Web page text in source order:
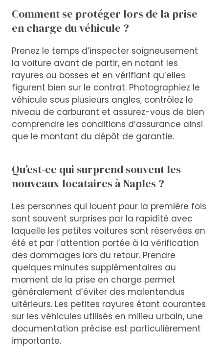
Comment se protéger lors de la prise
en charge du véhicule ?
Prenez le temps d’inspecter soigneusement
la voiture avant de partir, en notant les
rayures ou bosses et en vérifiant qu’elles
figurent bien sur le contrat. Photographiez le
véhicule sous plusieurs angles, contrôlez le
niveau de carburant et assurez-vous de bien
comprendre les conditions d’assurance ainsi
que le montant du dépôt de garantie.
Qu’est-ce qui surprend souvent les
nouveaux locataires à Naples ?
Les personnes qui louent pour la première fois
sont souvent surprises par la rapidité avec
laquelle les petites voitures sont réservées en
été et par l’attention portée à la vérification
des dommages lors du retour. Prendre
quelques minutes supplémentaires au
moment de la prise en charge permet
généralement d’éviter des malentendus
ultérieurs. Les petites rayures étant courantes
sur les véhicules utilisés en milieu urbain, une
documentation précise est particulièrement
importante.